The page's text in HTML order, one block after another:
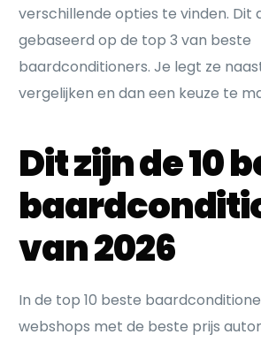
verschillende opties te vinden. Dit
gebaseerd op de top 3 van beste
baardconditioners. Je legt ze
vergelijken en dan een keuze te
Dit zijn de 10
van 2026
In de top 10 beste
webshops met de beste prijs